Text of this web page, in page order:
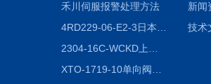
禾川伺服报警处理方法
新闻
技术